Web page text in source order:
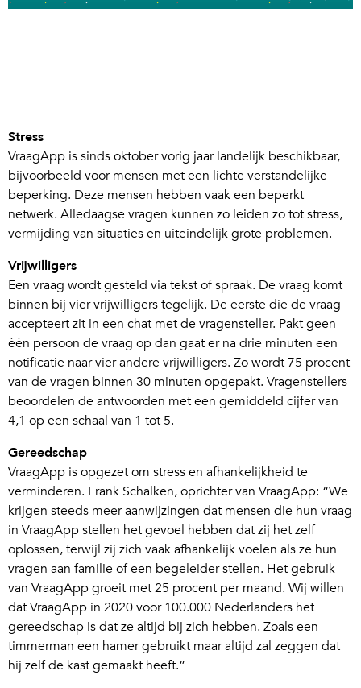
Stress
VraagApp is sinds oktober vorig jaar landelijk beschikbaar,
bijvoorbeeld voor mensen met een lichte verstandelijke
beperking. Deze mensen hebben vaak een beperkt
netwerk. Alledaagse vragen kunnen zo leiden zo tot stress,
vermijding van situaties en uiteindelijk grote problemen.
Vrijwilligers
Een vraag wordt gesteld via tekst of spraak. De vraag komt
binnen bij vier vrijwilligers tegelijk. De eerste die de vraag
accepteert zit in een chat met de vragensteller. Pakt geen
één persoon de vraag op dan gaat er na drie minuten een
notificatie naar vier andere vrijwilligers. Zo wordt 75 procent
van de vragen binnen 30 minuten opgepakt. Vragenstellers
beoordelen de antwoorden met een gemiddeld cijfer van
4,1 op een schaal van 1 tot 5.
Gereedschap
VraagApp is opgezet om stress en afhankelijkheid te
verminderen. Frank Schalken, oprichter van VraagApp: “We
krijgen steeds meer aanwijzingen dat mensen die hun vraag
in VraagApp stellen het gevoel hebben dat zij het zelf
oplossen, terwijl zij zich vaak afhankelijk voelen als ze hun
vragen aan familie of een begeleider stellen. Het gebruik
van VraagApp groeit met 25 procent per maand. Wij willen
dat VraagApp in 2020 voor 100.000 Nederlanders het
gereedschap is dat ze altijd bij zich hebben. Zoals een
timmerman een hamer gebruikt maar altijd zal zeggen dat
hij zelf de kast gemaakt heeft.”